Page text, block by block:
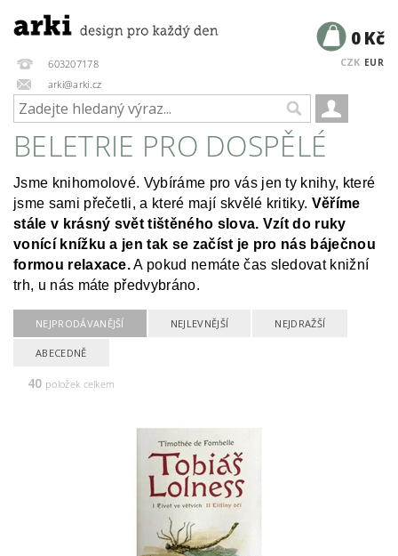
603207178
arki@arki.cz
CZK EUR
0 Kč
BELETRIE PRO DOSPĚLÉ
Jsme knihomolové. Vybíráme pro vás jen ty knihy, které
jsme sami přečetli, a které mají skvělé kritiky. Věříme
stále v krásný svět tištěného slova. Vzít do ruky
vonící knížku a jen tak se začíst je pro nás báječnou
formou relaxace.A pokud nemáte čas sledovat knižní
trh, u nás máte předvybráno.
NEJPRODÁVANĚJŠÍ NEJLEVNĚJŠÍ NEJDRAŽŠÍ
ABECEDNĚ
40 položek celkem